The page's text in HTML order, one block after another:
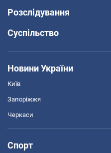
Розслідування
Суспільство
Новини України
Київ
Запоріжжя
Черкаси
Спорт